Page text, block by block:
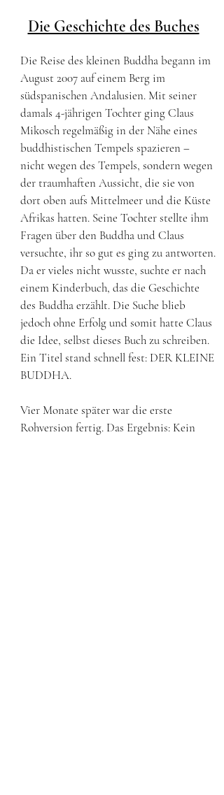
Die Geschichte des Buches
Die Reise des kleinen Buddha begann im
August 2007 auf einem Berg im
südspanischen Andalusien. Mit seiner
damals 4-jährigen Tochter ging Claus
Mikosch regelmäßig in der Nähe eines
buddhistischen Tempels spazieren –
nicht wegen des Tempels, sondern wegen
der traumhaften Aussicht, die sie von
dort oben aufs Mittelmeer und die Küste
Afrikas hatten. Seine Tochter stellte ihm
Fragen über den Buddha und Claus
versuchte, ihr so gut es ging zu antworten.
Da er vieles nicht wusste, suchte er nach
einem Kinderbuch, das die Geschichte
des Buddha erzählt. Die Suche blieb
jedoch ohne Erfolg und somit hatte Claus
die Idee, selbst dieses Buch zu schreiben.
Ein Titel stand schnell fest: DER KLEINE
BUDDHA.
Vier Monate später war die erste
Rohversion fertig. Das Ergebnis: Kein